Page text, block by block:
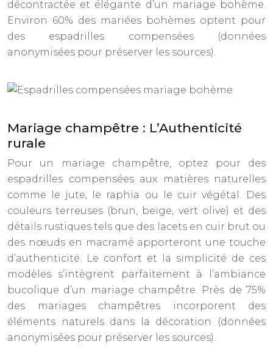
décontractée et élégante d’un mariage bohème.
Environ 60% des mariées bohèmes optent pour
des espadrilles compensées (données
anonymisées pour préserver les sources).
Mariage champêtre : L’Authenticité
rurale
Pour un mariage champêtre, optez pour des
espadrilles compensées aux matières naturelles
comme le jute, le raphia ou le cuir végétal. Des
couleurs terreuses (brun, beige, vert olive) et des
détails rustiques tels que des lacets en cuir brut ou
des nœuds en macramé apporteront une touche
d’authenticité. Le confort et la simplicité de ces
modèles s’intègrent parfaitement à l’ambiance
bucolique d’un mariage champêtre. Près de 75%
des mariages champêtres incorporent des
éléments naturels dans la décoration (données
anonymisées pour préserver les sources).